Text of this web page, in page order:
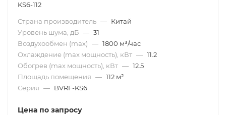
KS6-112
Страна производитель — Китай
Уровень шума, дБ — 31
Воздухообмен (max) — 1800 м³/час
Охлаждение (max мощность), кВт — 11.2
Обогрев (max мощность), кВт — 12.5
Площадь помещения — 112 м²
Серия — BVRF-KS6
Цена по запросу